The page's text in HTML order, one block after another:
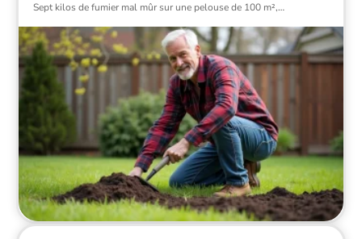
Sept kilos de fumier mal mûr sur une pelouse de 100 m²,…